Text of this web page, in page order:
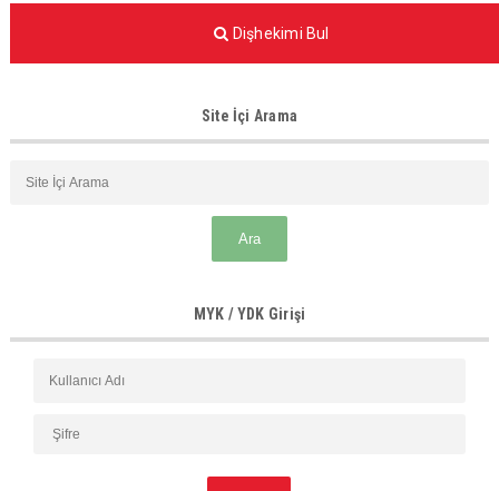
Dişhekimi Bul
Site İçi Arama
MYK / YDK Girişi